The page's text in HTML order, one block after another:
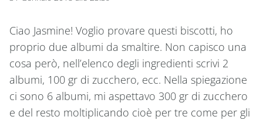
Ciao Jasmine! Voglio provare questi biscotti, ho
proprio due albumi da smaltire. Non capisco una
cosa però, nell’elenco degli ingredienti scrivi 2
albumi, 100 gr di zucchero, ecc. Nella spiegazione
ci sono 6 albumi, mi aspettavo 300 gr di zucchero
e del resto moltiplicando cioè per tre come per gli